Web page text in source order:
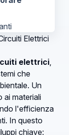
Elettrici
elettrici
che
Un
ai materiali
l'efficienza
In questo
chiave: